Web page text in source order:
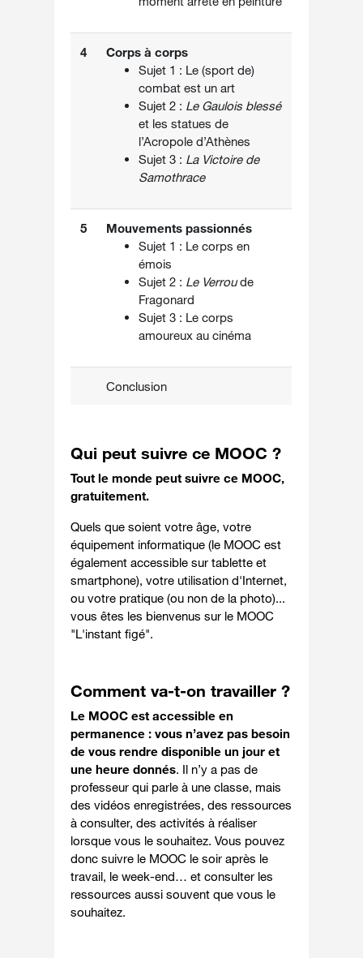
4
Corps à corps
Sujet 1 : Le (sport de)
combat est un art
Sujet 2 : Le Gaulois blessé
et les statues de
l’Acropole d’Athènes
Sujet 3 : La Victoire de
Samothrace
5
Mouvements passionnés
Sujet 1 : Le corps en
émois
Sujet 2 : Le Verroude
Fragonard
Sujet 3 : Le corps
amoureux au cinéma
Conclusion
Qui peut suivre ce MOOC ?
Tout le monde peut suivre ce MOOC,
gratuitement.
Quels que soient votre âge, votre
équipement informatique (le MOOC est
également accessible sur tablette et
smartphone), votre utilisation d'Internet,
ou votre pratique (ou non de la photo)...
vous êtes les bienvenus sur le MOOC
"L'instant figé".
Comment va-t-on travailler ?
Le MOOC est accessible en
permanence : vous n’avez pas besoin
de vous rendre disponible un jour et
une heure donnés. Il n’y a pas de
professeur qui parle à une classe, mais
des vidéos enregistrées, des ressources
à consulter, des activités à réaliser
lorsque vous le souhaitez. Vous pouvez
donc suivre le MOOC le soir après le
travail, le week-end… et consulter les
ressources aussi souvent que vous le
souhaitez.